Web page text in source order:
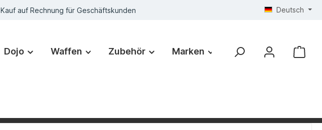
Kauf auf Rechnung für Geschäftskunden Deutsch
Dojo Waffen Zubehör Marken